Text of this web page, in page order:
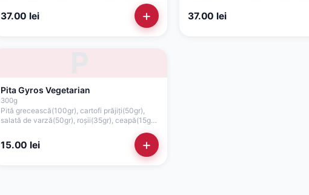
37.00 lei +
verde, maioneză de casă cu
37.00 lei
Pita Gyros Vegetarian
300g
Pită grecească(100gr), cartofi prăjiți(50gr),
salată de varză(50gr), roșii(35gr), ceapă(15gr),
15.00 lei +